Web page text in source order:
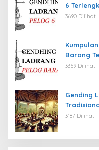
6
3690 Dilihat
Barang
3369 Dilihat
Gending
3187 Dilihat